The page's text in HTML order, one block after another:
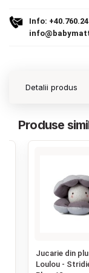
Contact
Info:
Detalii produs
Produse
Jucarie din
Loulou -